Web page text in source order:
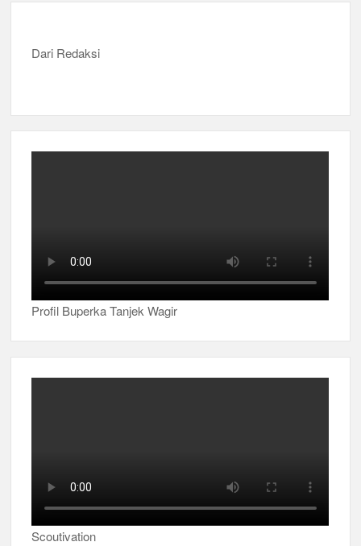
Dari Redaksi
Profil Buperka Tanjek Wagir
Scoutivation